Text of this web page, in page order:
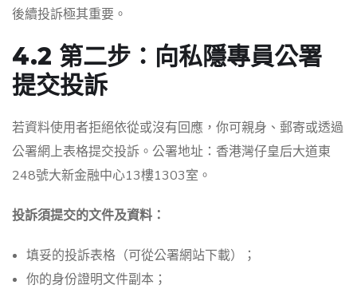
後續投訴極其重要。
4.2 第二步：向私隱專員公署
提交投訴
若資料使用者拒絕依從或沒有回應，你可親身、郵寄或透過
公署網上表格提交投訴。公署地址：香港灣仔皇后大道東
248號大新金融中心13樓1303室。
投訴須提交的文件及資料：
填妥的投訴表格（可從公署網站下載）；
你的身份證明文件副本；